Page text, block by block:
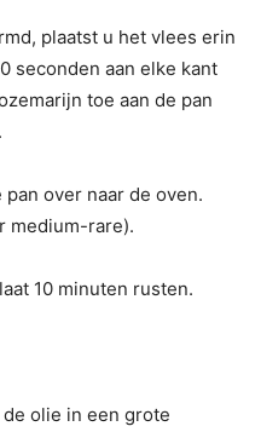
plaatst u het vlees erin
seconden aan elke kant
toe aan de pan
over naar de oven.
medium-rare).
10 minuten rusten.
olie in een grote